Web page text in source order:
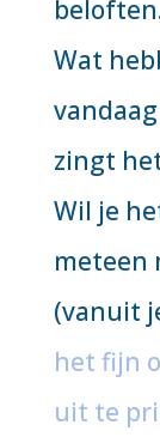
Wat
zingt
Wil je
meteen
(vanuit
het fijn
uit te